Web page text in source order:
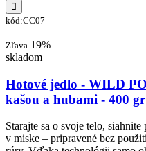
kód:CC07
Zľava 19%
skladom
Hotové jedlo - WILD
kašou a hubami - 400 gr
Starajte sa o svoje telo,
v miske – pripravené bez